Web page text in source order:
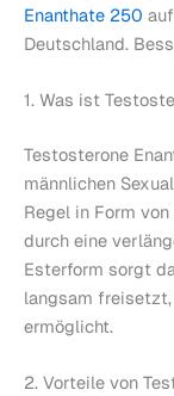
Enanthate 250
Deutschland.
1. Was ist
Testosterone
männlichen
Regel in Form
durch eine
Esterform sorgt
langsam
ermöglicht.
2. Vorteile von